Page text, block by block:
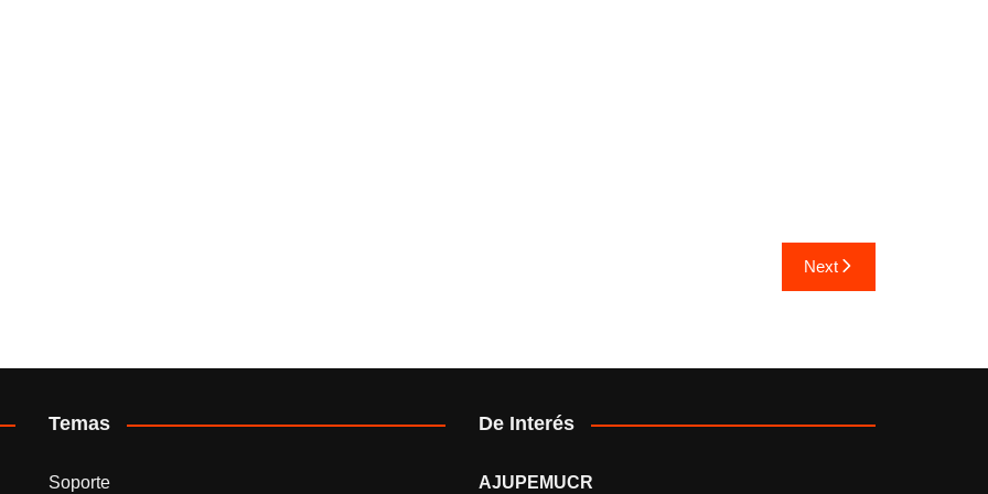
Next
Temas
Soporte
De Interés
AJUPEMUCR